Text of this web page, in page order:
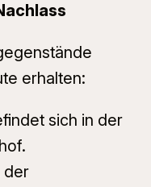
erhalten:
sich in der
der